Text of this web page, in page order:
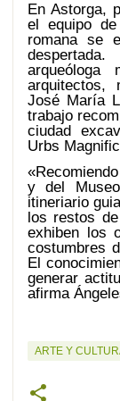
En Astorga,
el equipo
romana se
arqueóloga
arquitectos,
José María
trabajo
ciudad
Urbs
y del
itineriario
los restos
exhiben los
costumbres
El
generar
afirma
ARTE Y